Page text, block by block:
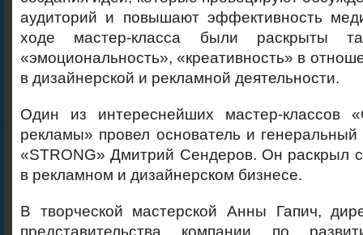
аудиторий и повышают эффективность
ходе мастер-класса были раскрыты
«эмоциональность», «креативность» в
в дизайнерской и рекламной деятельности.
Один из интереснейших мастер-классов
рекламы» провел основатель и генеральный
«STRONG» Дмитрий Сендеров. Он раскрыл
в рекламном и дизайнерском бизнесе.
В творческой мастерской Анны Гапич,
представительства компании по